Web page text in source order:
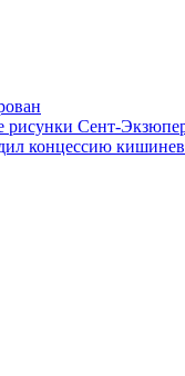
Сент-
концессию